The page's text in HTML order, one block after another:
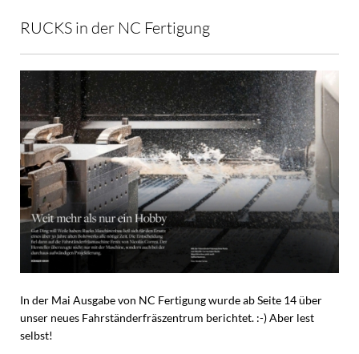
RUCKS in der NC Fertigung
In der Mai Ausgabe von NC Fertigung wurde ab Seite 14 über
unser neues Fahrständerfräszentrum berichtet. :-) Aber lest
selbst!